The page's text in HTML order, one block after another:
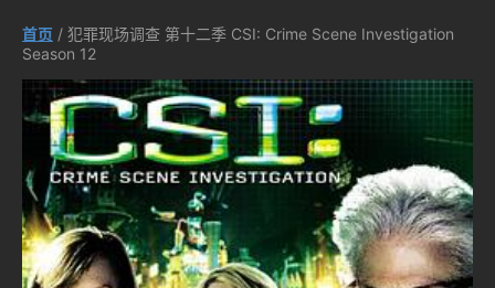
首页 / 犯罪现场调查 第十二季 CSI: Crime Scene Investigation
Season 12